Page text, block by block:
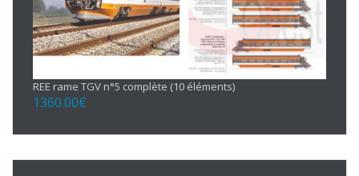
REE rame TGV n°5 complète (10 éléments)
1360.00€